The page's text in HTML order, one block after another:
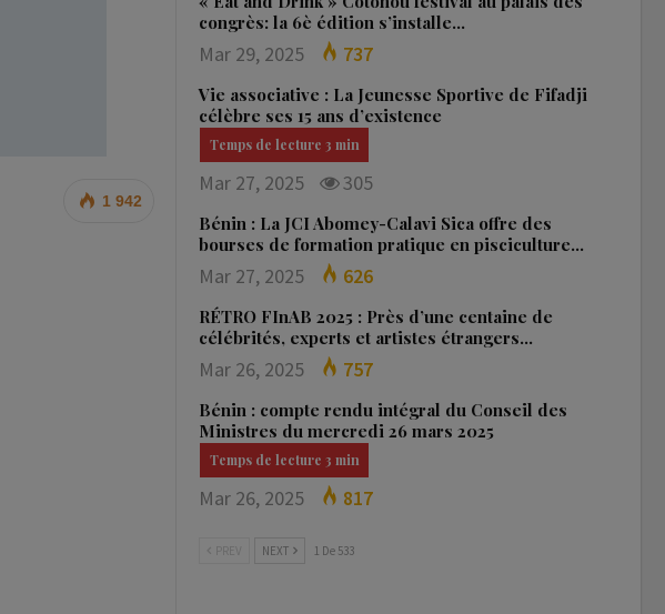
1 942
congrès: la 6è édition s’installe…
Mar 29, 2025 737
Vie associative : La Jeunesse Sportive de Fifadji
célèbre ses 15 ans d’existence
Mar 27, 2025 305
Bénin : La JCI Abomey-Calavi Sica offre des
bourses de formation pratique en pisciculture…
Mar 27, 2025 626
RÉTRO FInAB 2025 : Près d’une centaine de
célébrités, experts et artistes étrangers…
Mar 26, 2025 757
Bénin : compte rendu intégral du Conseil des
Ministres du mercredi 26 mars 2025
Mar 26, 2025 817
NEXT 1 De 533